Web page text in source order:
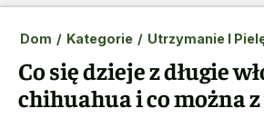
Dom / Kategorie / Utrzymanie I
Co się dzieje z długie
chihuahua i co można